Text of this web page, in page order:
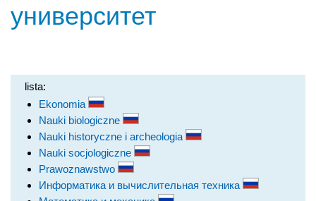
университет
lista:
Ekonomia
Nauki biologiczne
Nauki historyczne i archeologia
Nauki socjologiczne
Prawoznawstwo
Информатика и вычислительная техника